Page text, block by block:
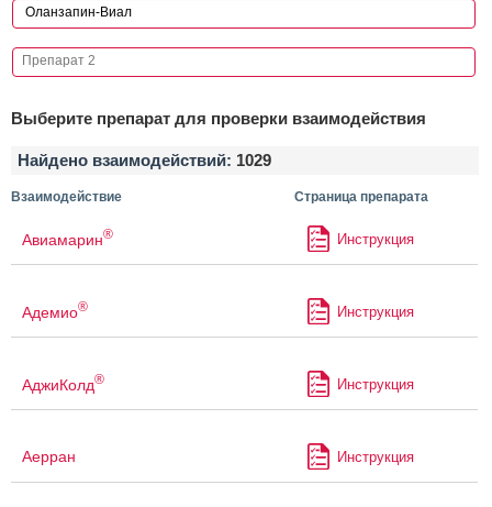
Выберите препарат для проверки взаимодействия
Найдено взаимодействий: 1029
Взаимодействие Страница препарата
Авиамарин® Инструкция
Адемио® Инструкция
АджиКолд® Инструкция
Аерран Инструкция